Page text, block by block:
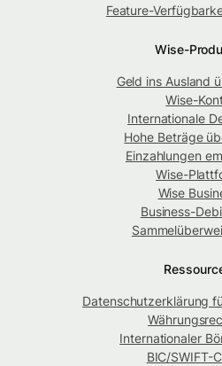
Feature-
Wise-
Geld ins Ausland
Wise-
Internationale
Hohe Beträge
Einzahlungen
Wise-
Wise
Business-
Datenschutzerklärung
Internationaler
BIC/SWIFT-